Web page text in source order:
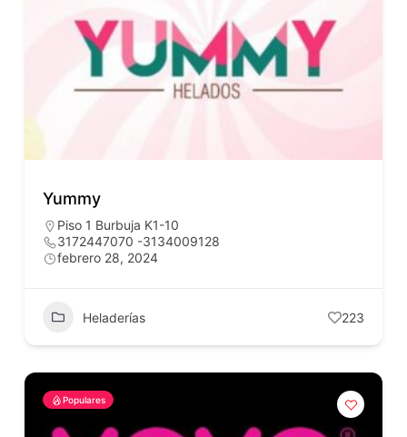
Yummy
Piso 1 Burbuja K1-10
3172447070 -3134009128
febrero 28, 2024
Heladerías 223
Populares